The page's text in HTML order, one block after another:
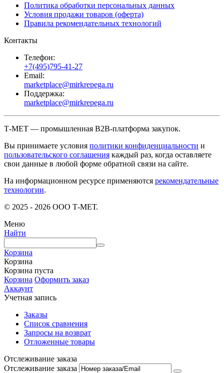
Политика обработки персональных данных
Условия продажи товаров (оферта)
Правила рекомендательных технологий
Контакты
Телефон:
+7(495)795-41-27
Email:
marketplace@mirkrepega.ru
Поддержка:
marketplace@mirkrepega.ru
Т-МЕТ — промышленная B2B-платформа закупок.
Вы принимаете условия политики конфиденциальности и
пользовательского соглашения каждый раз, когда оставляете
свои данные в любой форме обратной связи на сайте.
На информационном ресурсе применяются рекомендательные
технологии.
© 2025 - 2026 ООО Т-МЕТ.
Меню
Найти
Корзина
Корзина
Корзина пуста
Корзина Оформить заказ
Аккаунт
Учетная запись
Заказы
Список сравнения
Запросы на возврат
Отложенные товары
Отслеживание заказа
Отслеживание заказа